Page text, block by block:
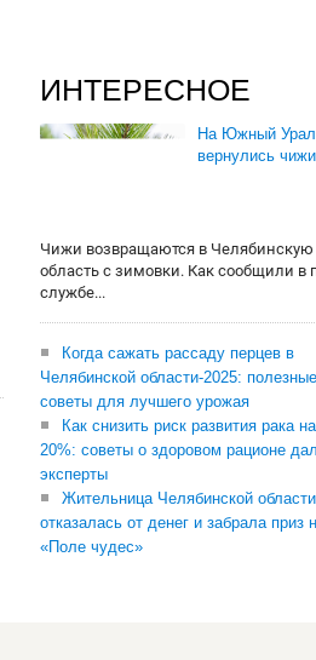
ИНТЕРЕСНОЕ
На Южный Урал
вернулись чижи
Чижи возвращаются в Челябинскую
область с зимовки. Как сообщили в
службе...
Когда сажать рассаду перцев в
Челябинской области-2025: полезные
советы для лучшего урожая
Как снизить риск развития рака
20%: советы о здоровом рационе
эксперты
Жительница Челябинской области
отказалась от денег и забрала приз
«Поле чудес»